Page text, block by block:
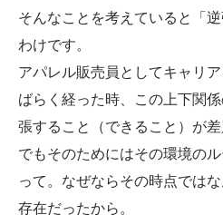
そんなことを考えていると「
わけです。
アパレル販売員としてキャリ
ばらく経った時、この上下関
張すること（できること）が差
でもそのためにはその環境の
って。なぜならその時点では
存在だったから。